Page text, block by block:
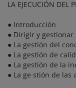
LA EJECUCIÓN DEL
● Introducción
● Dirigir y
● La gestión del
● La gestión de
● La gestión de la
● La ge stión de